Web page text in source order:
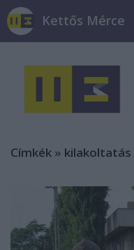
Kettős Mérce
Címkék » kilakoltatás